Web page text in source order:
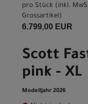
pro Stück (inkl.
Grossartikel)
6.799,00 EUR
Scott
pink - XL
Modelljahr 2026